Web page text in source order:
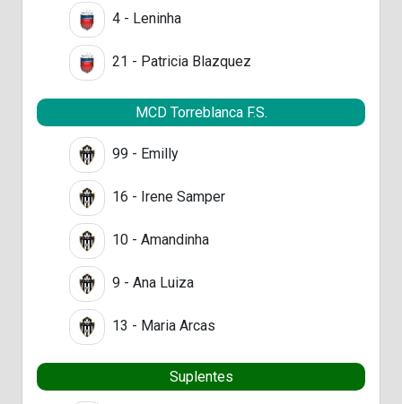
4 - Leninha
21 - Patricia Blazquez
MCD Torreblanca F.S.
99 - Emilly
16 - Irene Samper
10 - Amandinha
9 - Ana Luiza
13 - Maria Arcas
Suplentes